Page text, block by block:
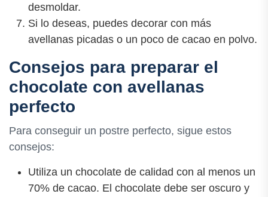
desmoldar.
Si lo deseas, puedes decorar con más
avellanas picadas o un poco de cacao en polvo.
Consejos para preparar el
chocolate con avellanas
perfecto
Para conseguir un postre perfecto, sigue estos
consejos:
Utiliza un chocolate de calidad con al menos un
70% de cacao. El chocolate debe ser oscuro y